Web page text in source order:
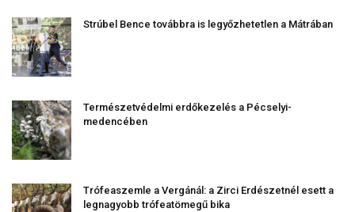
Strúbel Bence továbbra is legyőzhetetlen a Mátrában
Természetvédelmi erdőkezelés a Pécselyi-
medencében
Trófeaszemle a Vergánál: a Zirci Erdészetnél esett a
legnagyobb trófeatömegű bika